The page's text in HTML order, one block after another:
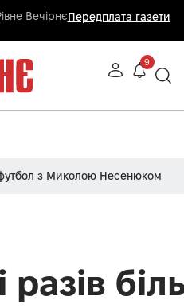
ВечірнєПередплата газети
9
з Миколою Несенюком